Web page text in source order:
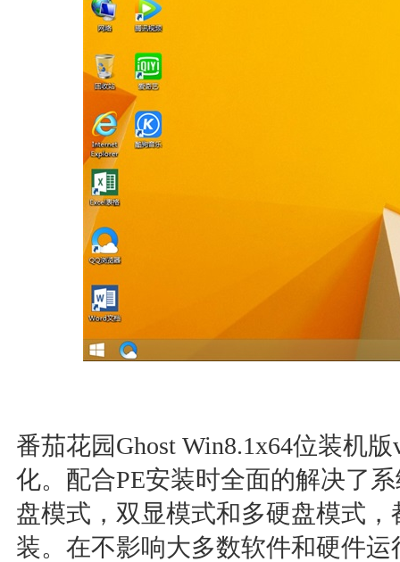
番茄花园Ghost Win8.1x64位装机
化。配合PE安装时全面的解决了
盘模式，双显模式和多硬盘模式
装。在不影响大多数软件和硬件